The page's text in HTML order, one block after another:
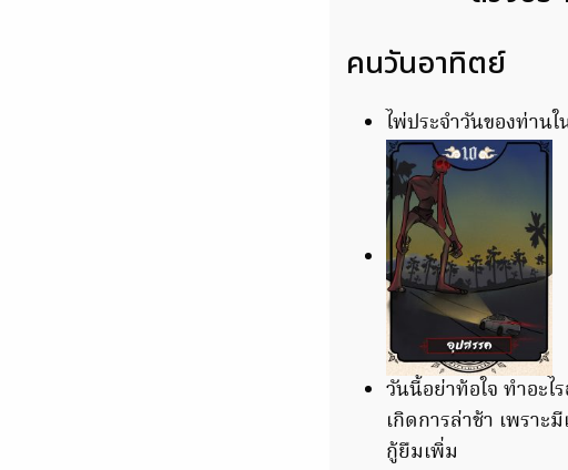
คนวันอาทิตย์
ไพ่ประจำวันของท่าน
วันนี้อย่าท้อใจ ทำอะไ
เกิดการล่าช้า เพราะ
กู้ยืมเพิ่ม